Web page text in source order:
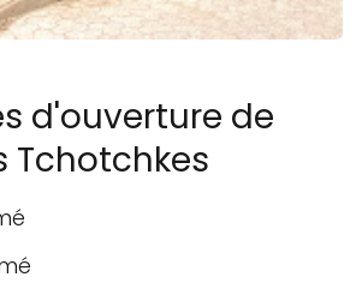
d'ouverture de
Tchotchkes